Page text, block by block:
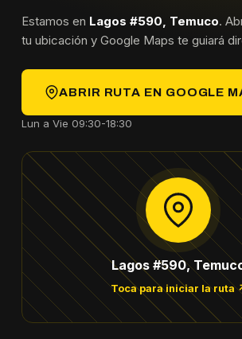
Estamos en Lagos #590, Temuco.
tu ubicación y Google Maps te guiará
ABRIR RUTA EN GOOGLE
Lun a Vie 09:30-18:30
Lagos #590,
Toca para iniciar la ruta